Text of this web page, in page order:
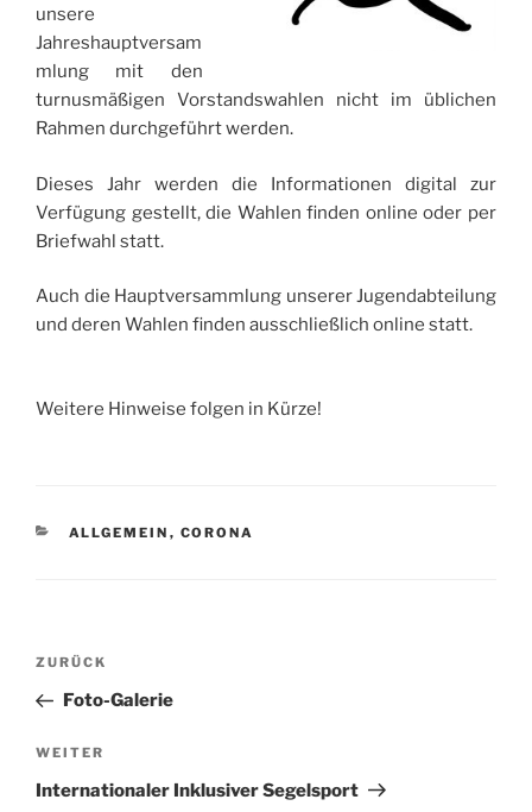
unsere
Jahreshauptversam
mlung mit den
turnusmäßigen Vorstandswahlen nicht im üblichen
Rahmen durchgeführt werden.
Dieses Jahr werden die Informationen digital zur
Verfügung gestellt, die Wahlen finden online oder per
Briefwahl statt.
Auch die Hauptversammlung unserer Jugendabteilung
und deren Wahlen finden ausschließlich online statt.
Weitere Hinweise folgen in Kürze!
KATEGORIEN
ALLGEMEIN , CORONA
Beitragsnavigation
Vorheriger
Beitrag
ZURÜCK
Foto-Galerie
Nächster
Beitrag
WEITER
Internationaler Inklusiver Segelsport